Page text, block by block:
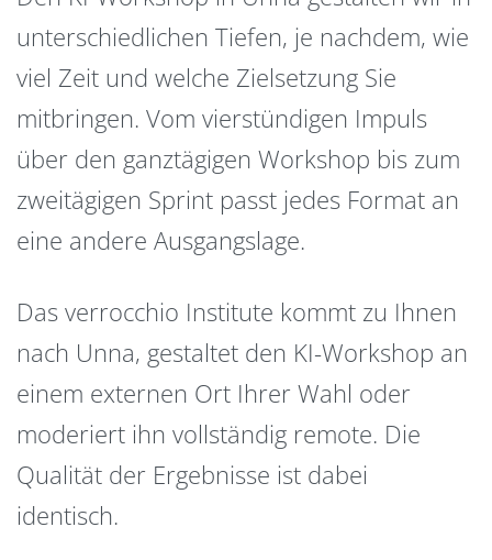
unterschiedlichen Tiefen, je nachdem, wie
viel Zeit und welche Zielsetzung Sie
mitbringen. Vom vierstündigen Impuls
über den ganztägigen Workshop bis zum
zweitägigen Sprint passt jedes Format an
eine andere Ausgangslage.
Das verrocchio Institute kommt zu Ihnen
nach Unna, gestaltet den KI-Workshop an
einem externen Ort Ihrer Wahl oder
moderiert ihn vollständig remote. Die
Qualität der Ergebnisse ist dabei
identisch.